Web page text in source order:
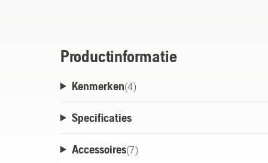
Productinformatie
Kenmerken(4)
Specificaties
Accessoires(7)